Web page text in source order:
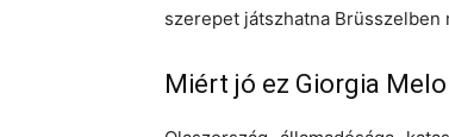
szerepet játszhatna
Miért jó ez Giorgia